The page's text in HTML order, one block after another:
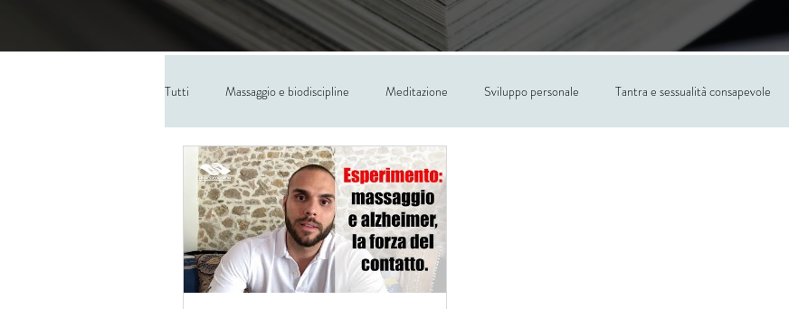
Tutti Massaggio e biodiscipline Meditazione Sviluppo personale Tantra e sessualità consapevole